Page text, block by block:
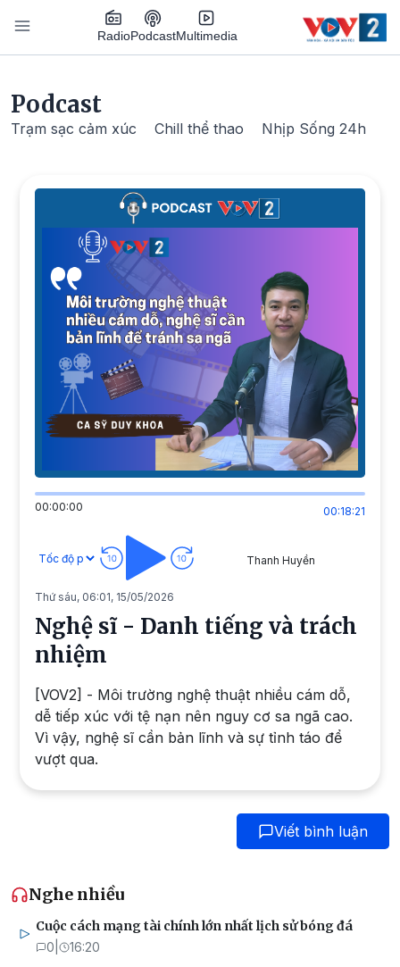
Nhảy đến nội dung
RadioPodcastMultimedia
Podcast
Trạm sạc cảm xúc Chill thể thao Nhịp Sống 24h
00:00:00 00:18:21
Thanh Huyền
Thứ sáu, 06:01, 15/05/2026
Nghệ sĩ - Danh tiếng và trách
nhiệm
[VOV2] - Môi trường nghệ thuật nhiều cám dỗ,
dễ tiếp xúc với tệ nạn nên nguy cơ sa ngã cao.
Vì vậy, nghệ sĩ cần bản lĩnh và sự tỉnh táo để
vượt qua.
Viết bình luận
Nghe nhiều
Cuộc cách mạng tài chính lớn nhất lịch sử bóng đá
0 16:20